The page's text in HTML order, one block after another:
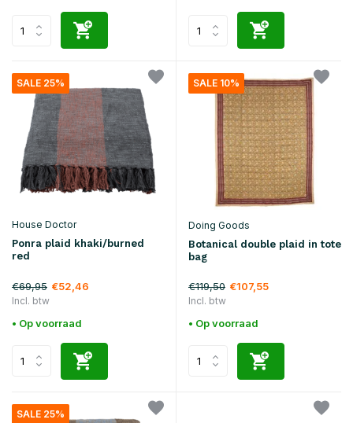
SALE 25%
House Doctor
Ponra plaid khaki/burned
red
€69,95 €52,46
Incl. btw
• Op voorraad
SALE 10%
Doing Goods
Botanical double plaid in tote
bag
€119,50 €107,55
Incl. btw
• Op voorraad
SALE 25%